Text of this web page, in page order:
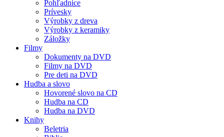
Pohľadnice
Prívesky
Výrobky z dreva
Výrobky z keramiky
Záložky
Filmy
Dokumenty na DVD
Filmy na DVD
Pre deti na DVD
Hudba a slovo
Hovorené slovo na CD
Hudba na CD
Hudba na DVD
Knihy
Beletria